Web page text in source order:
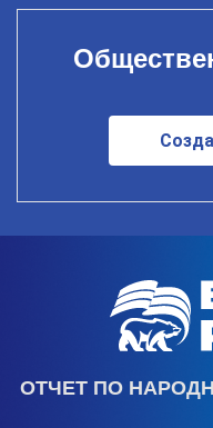
ОТЧЕТ ПО